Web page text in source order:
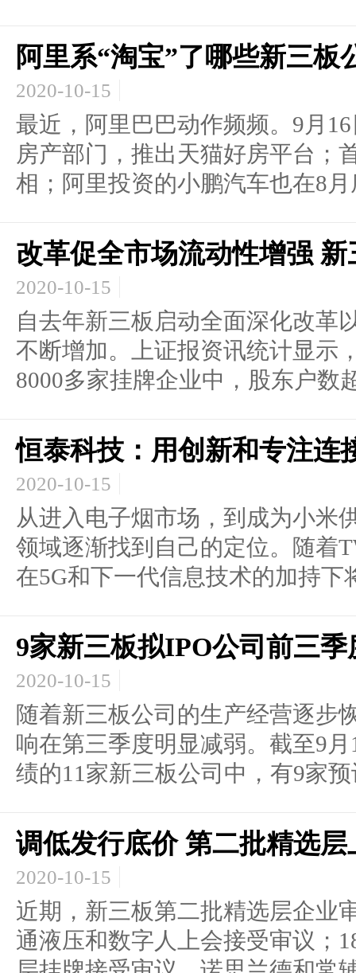
阿里系“淘宝”了哪些新三板
2020-10-15
最近，阿里巴巴动作频频。9月
房产部门，推出天猫好房平台；
相；阿里投资的小鹏汽车也在8月
改革促全市场流动性增强
2020-10-15
自去年新三板启动全面深化改革
不断增加。上证报资讯统计显示
8000多家挂牌企业中，股东户数
恒泰科技：用创新和专注连
2020-10-15
从进入电子烟市场，到成为小米
领域逐渐找到自己的定位。随着
在5G和下一代信息技术的加持下
9家新三板拟IPO公司前三
2020-10-15
随着新三板公司的生产经营逐步
响在第三季度明显减弱。截至9
绩的11家新三板公司中，有9家预
调低发行底价 第二批精选
2020-10-15
近期，新三板第二批精选层企业
通液压和数字人上会接受审议；